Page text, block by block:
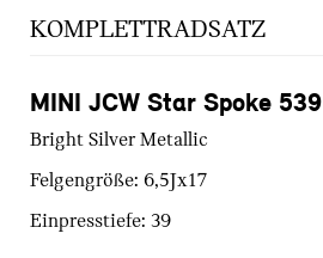
KOMPLETTRADSATZ
MINI JCW Star Spoke 539
Bright Silver Metallic
Felgengröße: 6,5Jx17
Einpresstiefe: 39